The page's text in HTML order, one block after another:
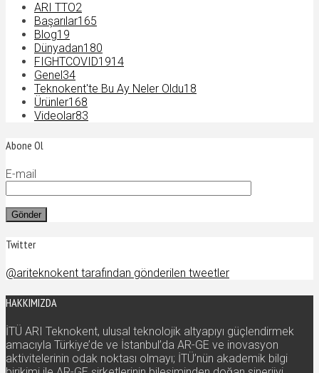
ARI TTO2
Başarılar165
Blog19
Dünyadan180
FIGHTCOVID1914
Genel 34
Teknokent'te Bu Ay Neler Oldu18
Ürünler168
Videolar83
Abone Ol
E-mail
Twitter
@ariteknokent tarafından gönderilen tweetler
HAKKIMIZDA
İTÜ ARI Teknokent, ulusal teknolojik altyapıyı güçlendirmek
amacıyla Türkiye’de ve İstanbul’da AR-GE ve inovasyon
aktivitelerinin odak noktası olmayı; İTÜ’nün akademik bilgi